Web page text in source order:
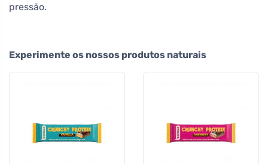
pressão.
Experimente os nossos produtos naturais